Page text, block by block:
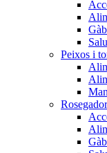
Peixos i